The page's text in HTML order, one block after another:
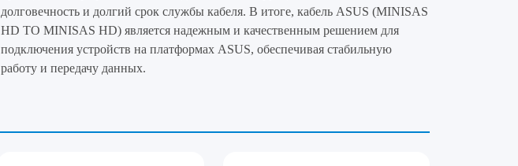
долговечность и долгий срок службы кабеля. В итоге, кабель ASUS (MINISAS
HD TO MINISAS HD) является надежным и качественным решением для
подключения устройств на платформах ASUS, обеспечивая стабильную
работу и передачу данных.